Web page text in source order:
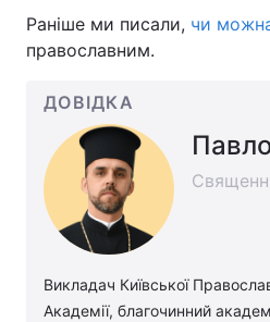
Раніше ми писали, чи
православним.
ДОВІДКА
Викладач Київської
Академії, благочинний